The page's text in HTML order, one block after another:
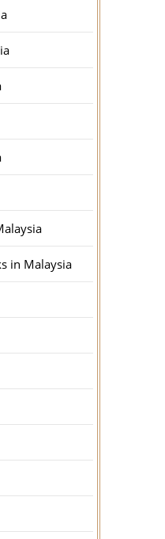
in Malaysia